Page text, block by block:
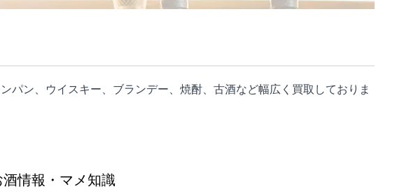
ン、ウイスキー、ブランデー、焼酎、古酒など幅広く買取しておりま
情報・マメ知識